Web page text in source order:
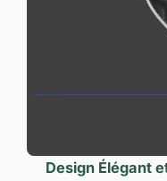
Design Élégant